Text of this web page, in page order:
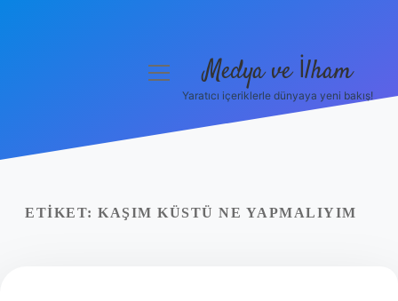
Yasal Uyarı
menüyüMedya ve İlham
Yaratıcı içeriklerle dünyaya yeni bakış!
ETIKET: KAŞIM KÜSTÜ NE YAPMALIYIM